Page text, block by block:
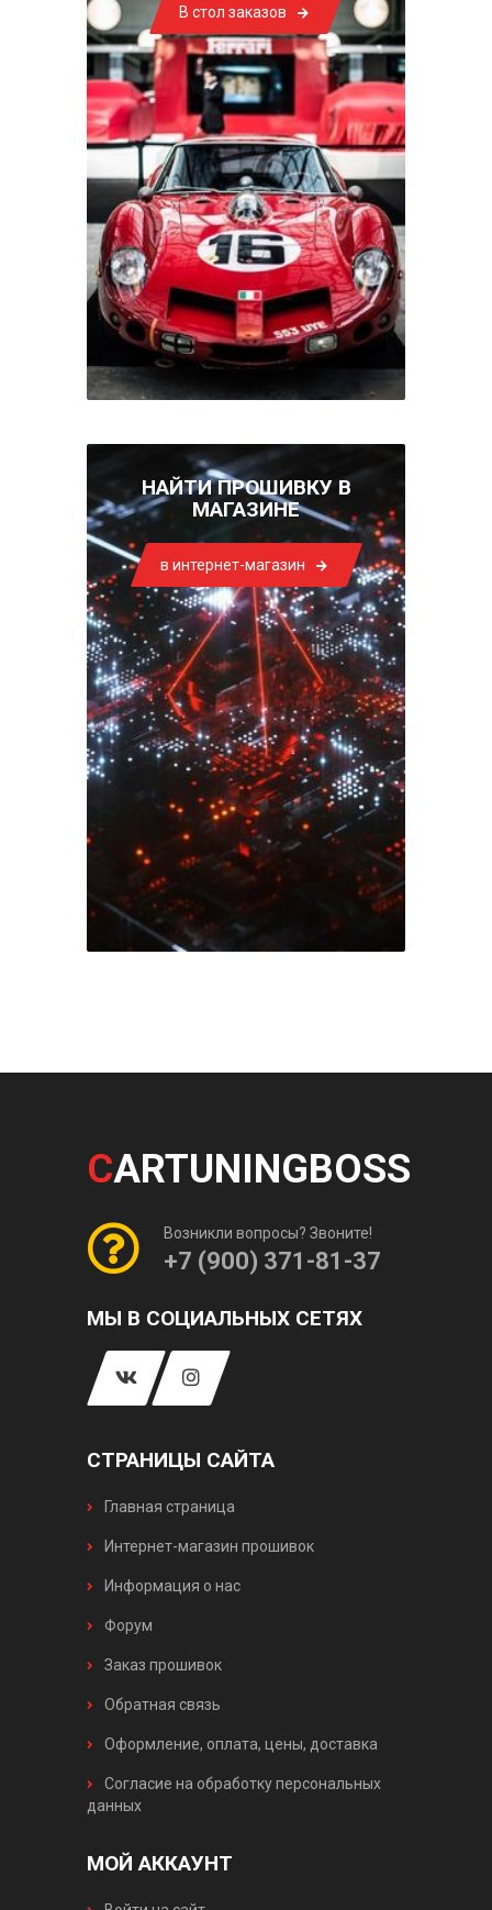
В стол заказов
НАЙТИ ПРОШИВКУ В
МАГАЗИНЕ
в интернет-магазин
CARTUNINGBOSS
Возникли вопросы? Звоните!
+7 (900) 371-81-37
МЫ В СОЦИАЛЬНЫХ СЕТЯХ
СТРАНИЦЫ САЙТА
Главная страница
Интернет-магазин прошивок
Информация о нас
Форум
Заказ прошивок
Обратная связь
Оформление, оплата, цены, доставка
Согласие на обработку персональных
данных
МОЙ АККАУНТ